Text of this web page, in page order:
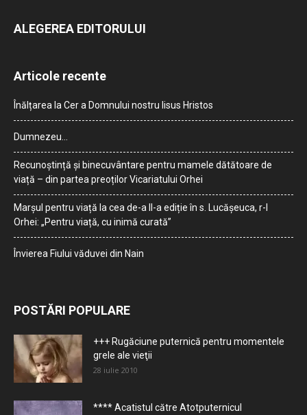
ALEGEREA EDITORULUI
Articole recente
Înălțarea la Cer a Domnului nostru Iisus Hristos
Dumnezeu…
Recunoștință și binecuvântare pentru mamele dătătoare de
viață – din partea preoților Vicariatului Orhei
Marșul pentru viață la cea de-a II-a ediție în s. Lucășeuca, r-l
Orhei: „Pentru viață, cu inimă curată”
Învierea Fiului văduvei din Nain
POSTĂRI POPULARE
+++ Rugăciune puternică pentru momentele
grele ale vieţii
28 iulie 2010
**** Acatistul către Atotputernicul